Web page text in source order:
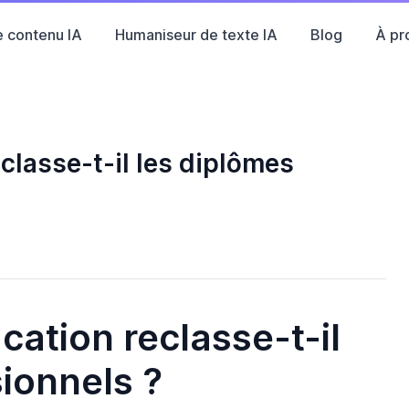
contenu IA Humaniseur de texte IA Blog À
t-il les diplômes
reclasse-t-il
?